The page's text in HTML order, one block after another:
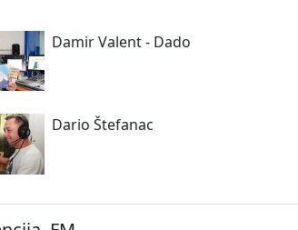
Damir Valent - Dado
Dario Štefanac